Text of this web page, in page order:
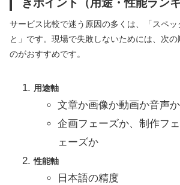
サービス比較で迷う原因の多くは、「スペッ
と」です。現場で失敗しないためには、次
のがおすすめです。
用途軸
文章か画像か動画か音声か
企画フェーズか、制作フ
ェーズか
性能軸
日本語の精度